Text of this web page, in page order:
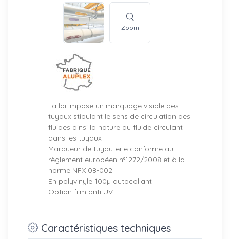
Zoom
La loi impose un marquage visible des
tuyaux stipulant le sens de circulation des
fluides ainsi la nature du fluide circulant
dans les tuyaux
Marqueur de tuyauterie conforme au
règlement européen n°1272/2008 et à la
norme NFX 08-002
En polyvinyle 100µ autocollant
Option film anti UV
Caractéristiques techniques